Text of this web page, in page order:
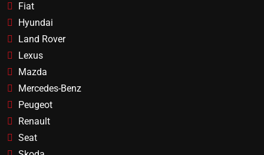
Fiat
Hyundai
Land Rover
Lexus
Mazda
Mercedes-Benz
Peugeot
Renault
Seat